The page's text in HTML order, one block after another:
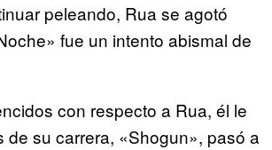
peleando, Rua se agotó
fue un intento abismal de
con respecto a Rua, él le
su carrera, «Shogun», pasó a